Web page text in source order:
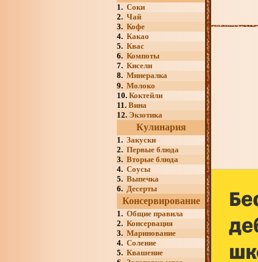
1. Соки
2. Чай
3. Кофе
4. Какао
5. Квас
6. Компоты
7. Кисели
8. Минералка
9. Молоко
10. Коктейли
11. Вина
12. Экзотика
Кулинария
1. Закуски
2. Первые блюда
3. Вторые блюда
4. Соусы
5. Выпечка
6. Десерты
Консервирование
1. Общие правила
2. Консервация
3. Маринование
4. Соление
5. Квашение